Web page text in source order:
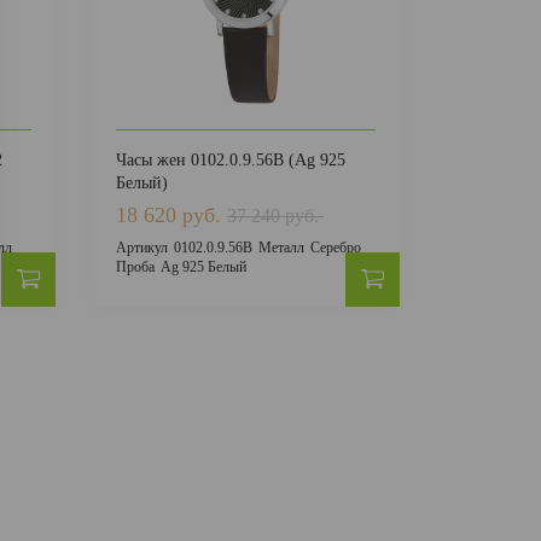
Часы жен 0102.0.9.56В (Ag 925
Белый)
18 620 руб. 37 240 руб.
Артикул 0102.0.9.56В Металл Серебро
Проба Ag 925 Белый